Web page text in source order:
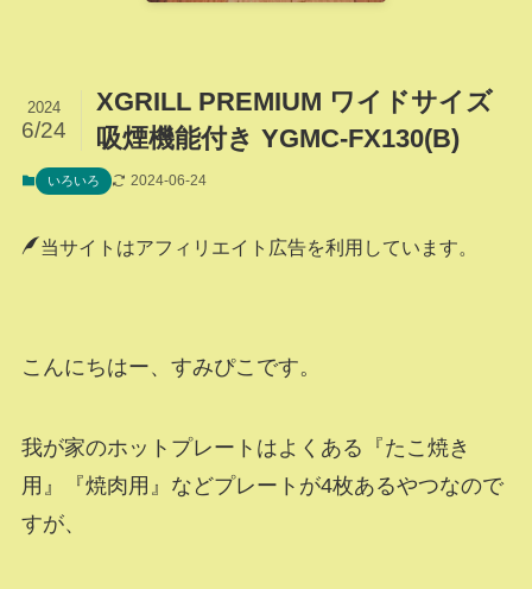
XGRILL PREMIUM ワイドサイズ
吸煙機能付き YGMC-FX130(B)
2024
6/24
いろいろ 2024-06-24
当サイトはアフィリエイト広告を利用しています。
こんにちはー、すみぴこです。
我が家のホットプレートはよくある『たこ焼き
用』『焼肉用』などプレートが4枚あるやつなので
すが、